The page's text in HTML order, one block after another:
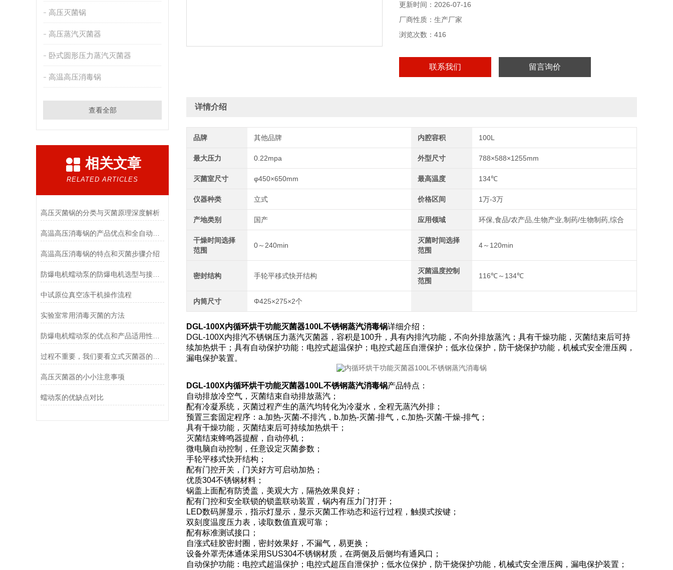
高压灭菌锅
高压蒸汽灭菌器
卧式圆形压力蒸汽灭菌器
高温高压消毒锅
查看全部
相关文章
RELATED ARTICLES
高压灭菌锅的分类与灭菌原理深度解析
高温高压消毒锅的特点和灭菌步骤介绍
防爆电机蠕动泵的防爆电机选型与接线要求
中试原位真空冻干机操作流程
实验室常用消毒灭菌的方法
高压灭菌器的小小注意事项
蠕动泵的优缺点对比
更新时间：2026-07-16
厂商性质：生产厂家
浏览次数：416
联系我们 留言询价
详情介绍
品牌 其他品牌 内腔容积 100L
最大压力 0.22mpa 外型尺寸 788×588×1255mm
灭菌室尺寸 φ450×650mm 最高温度 134℃
仪器种类 立式 价格区间 1万-3万
产地类别 国产 应用领域 环保,食品/农产品,生物产业,制药/生物制药,综合
干燥时间选择
范围
0～240min
灭菌时间选择
范围
4～120min
密封结构 手轮平移式快开结构
灭菌温度控制
范围
116℃～134℃
内筒尺寸 Φ425×275×2个
DGL-100X内循环烘干功能灭菌器100L不锈钢蒸汽消毒锅详细介绍：
DGL-100X内排汽不锈钢压力蒸汽灭菌器，容积是100升，具有内排汽功能，不向外排放蒸汽；具有干燥功能，灭菌结束后可持
续加热烘干；具有自动保护功能：电控式超温保护；电控式超压自泄保护；低水位保护，防干烧保护功能，机械式安全泄压阀，
漏电保护装置。
DGL-100X内循环烘干功能灭菌器100L不锈钢蒸汽消毒锅产品特点：
自动排放冷空气，灭菌结束自动排放蒸汽；
配有冷凝系统，灭菌过程产生的蒸汽均转化为冷凝水，全程无蒸汽外排；
预置三套固定程序：a.加热-灭菌-不排汽，b.加热-灭菌-排气，c.加热-灭菌-干燥-排气；
具有干燥功能，灭菌结束后可持续加热烘干；
灭菌结束蜂鸣器提醒，自动停机；
微电脑自动控制，任意设定灭菌参数；
手轮平移式快开结构；
配有门控开关，门关好方可启动加热；
优质304不锈钢材料；
锅盖上面配有防烫盖，美观大方，隔热效果良好；
配有门控和安全联锁的锁盖联动装置，锅内有压力门打开；
LED数码屏显示，指示灯显示，显示灭菌工作动态和运行过程，触摸式按键；
双刻度温度压力表，读取数值直观可靠；
配有标准测试接口；
自涨式硅胶密封圈，密封效果好，不漏气，易更换；
设备外罩壳体通体采用SUS304不锈钢材质，在两侧及后侧均有通风口；
自动保护功能：电控式超温保护；电控式超压自泄保护；低水位保护，防干烧保护功能，机械式安全泄压阀，漏电保护装置；